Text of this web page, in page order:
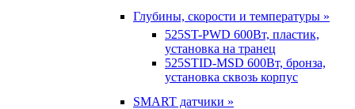
Глубины, скорости и температуры »
525ST-PWD 600Вт, пластик,
установка на транец
525STID-MSD 600Вт, бронза,
установка сквозь корпус
SMART датчики »